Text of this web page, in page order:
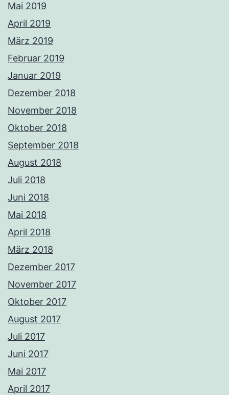
Mai 2019
April 2019
März 2019
Februar 2019
Januar 2019
Dezember 2018
November 2018
Oktober 2018
September 2018
August 2018
Juli 2018
Juni 2018
Mai 2018
April 2018
März 2018
Dezember 2017
November 2017
Oktober 2017
August 2017
Juli 2017
Juni 2017
Mai 2017
April 2017